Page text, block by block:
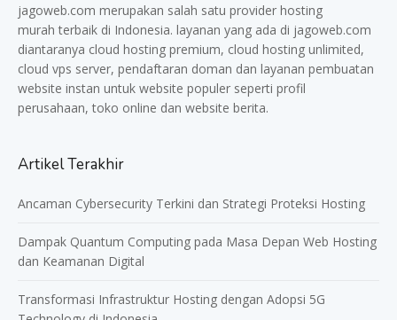
jagoweb.com merupakan salah satu provider hosting
murah terbaik di Indonesia. layanan yang ada di jagoweb.com
diantaranya cloud hosting premium, cloud hosting unlimited,
cloud vps server, pendaftaran doman dan layanan pembuatan
website instan untuk website populer seperti profil
perusahaan, toko online dan website berita.
Artikel Terakhir
Ancaman Cybersecurity Terkini dan Strategi Proteksi Hosting
Dampak Quantum Computing pada Masa Depan Web Hosting
dan Keamanan Digital
Transformasi Infrastruktur Hosting dengan Adopsi 5G